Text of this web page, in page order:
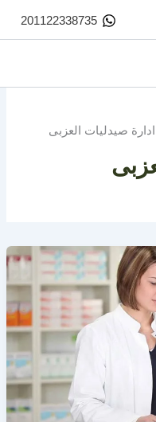
201122338735
ادارة صيدليات العزبى